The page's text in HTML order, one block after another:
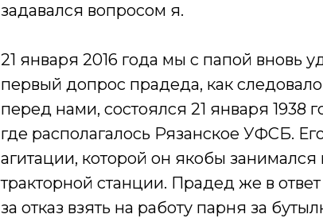
задавался вопросом я.
21 января 2016 года мы с папой вновь
первый допрос прадеда, как
перед нами, состоялся 21 января 1938
где располагалось Рязанское УФСБ.
агитации, которой он якобы
тракторной станции. Прадед же в
за отказ взять на работу парня за